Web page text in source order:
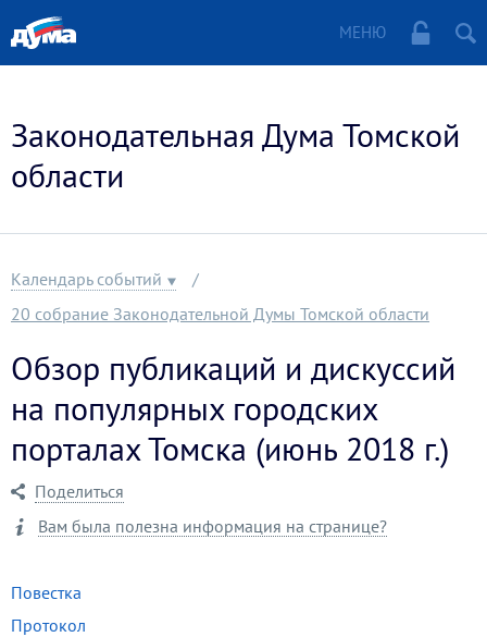
МЕНЮ
Законодательная Дума Томской
области
Календарь событий
20 собрание Законодательной Думы Томской области
Обзор публикаций и дискуссий
на популярных городских
порталах Томска (июнь 2018 г.)
Поделиться
Вам была полезна информация на странице?
Повестка
Протокол